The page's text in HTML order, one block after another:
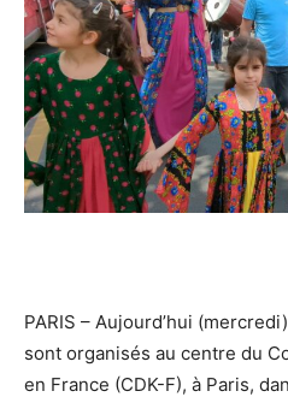
PARIS – Aujourd’hui
sont organisés au centre du
en France (CDK-F), à Paris,